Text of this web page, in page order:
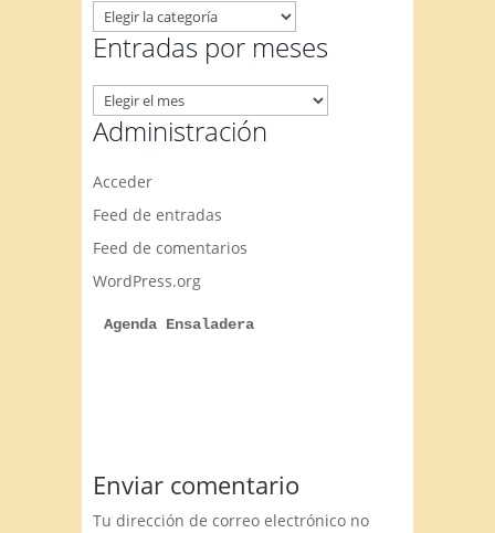
Temas
artículos
Entradas por meses
Entradas
por
meses
Administración
Acceder
Feed de entradas
Feed de comentarios
WordPress.org
Agenda Ensaladera
Enviar comentario
Tu dirección de correo electrónico no